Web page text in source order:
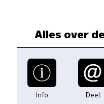
Alles over
Info Deel